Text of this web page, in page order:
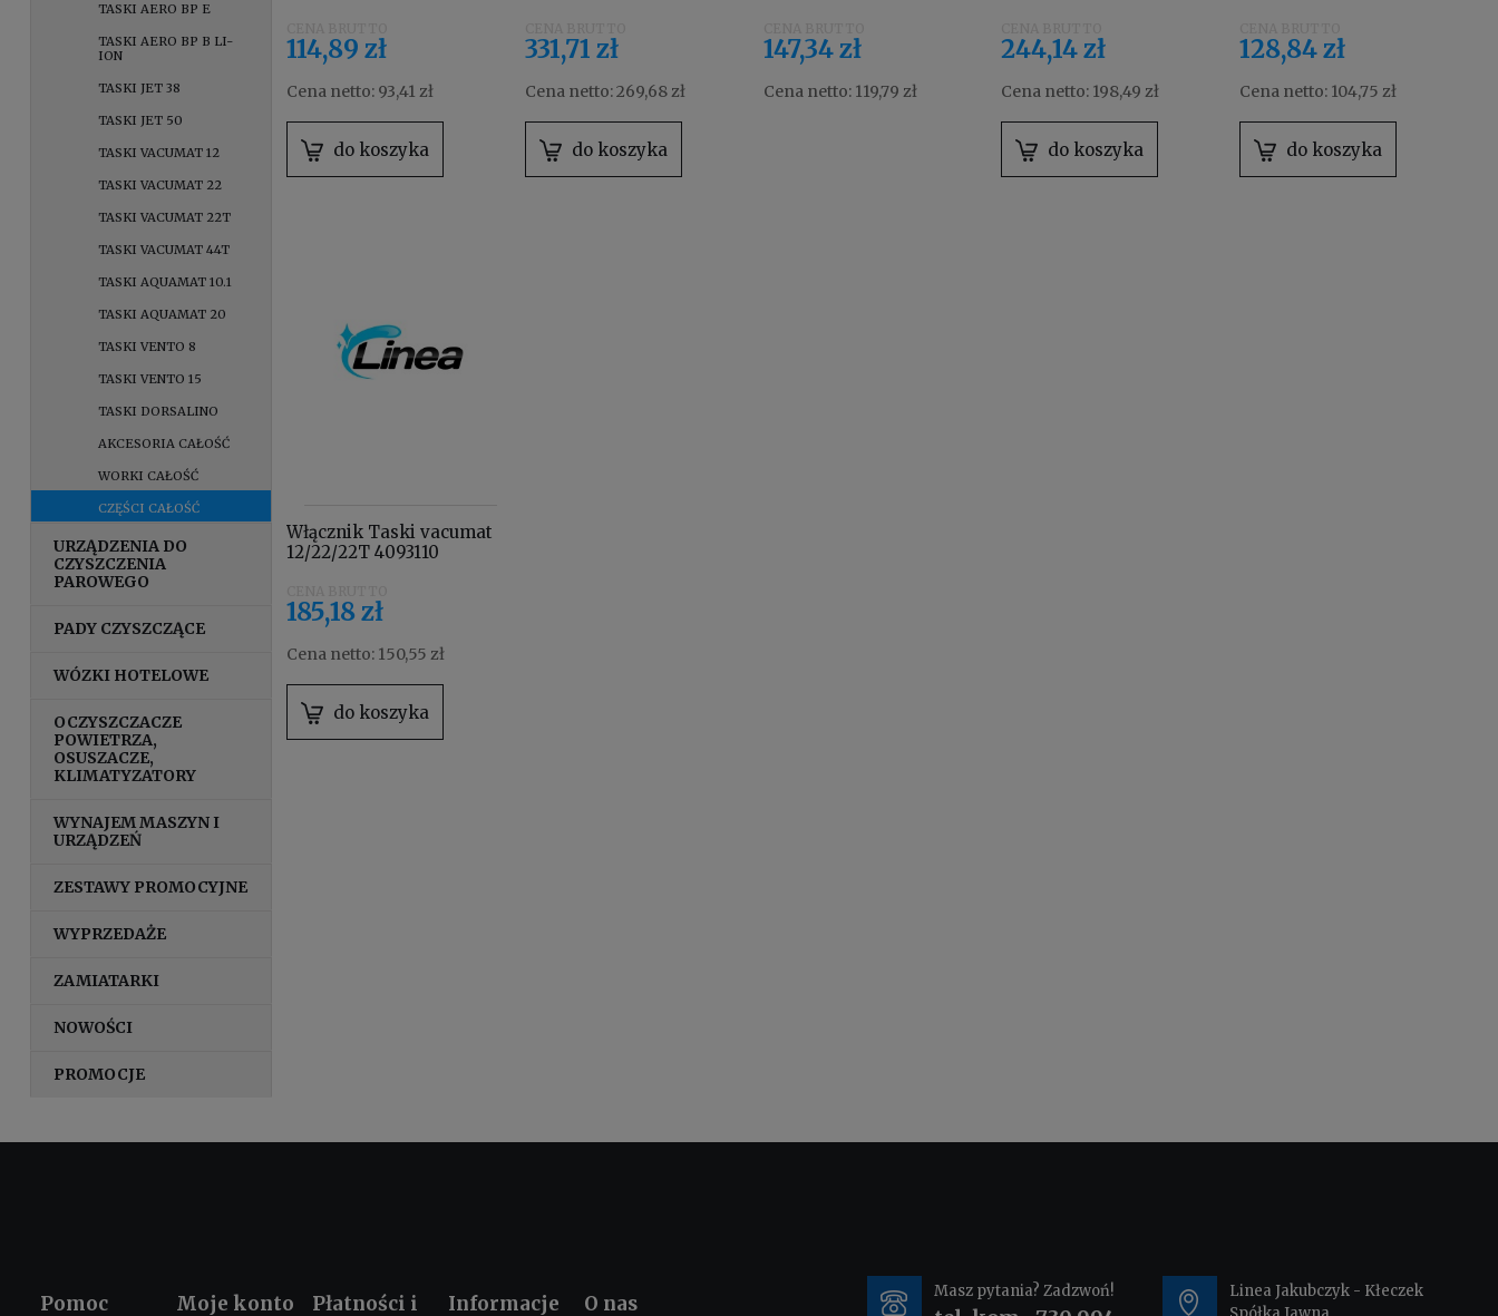
TASKI AERO BP E
TASKI AERO BP B LI-
ION
TASKI JET 38
TASKI JET 50
TASKI VACUMAT 12
TASKI VACUMAT 22
TASKI VACUMAT 22T
TASKI VACUMAT 44T
TASKI AQUAMAT 10.1
TASKI AQUAMAT 20
TASKI VENTO 8
TASKI VENTO 15
TASKI DORSALINO
AKCESORIA CAŁOŚĆ
WORKI CAŁOŚĆ
CZĘŚCI CAŁOŚĆ
URZĄDZENIA DO
CZYSZCZENIA
PAROWEGO
PADY CZYSZCZĄCE
WÓZKI HOTELOWE
OCZYSZCZACZE
POWIETRZA,
OSUSZACZE,
KLIMATYZATORY
WYNAJEM MASZYN I
URZĄDZEŃ
ZESTAWY PROMOCYJNE
WYPRZEDAŻE
ZAMIATARKI
NOWOŚCI
PROMOCJE
114,89 zł
Cena netto: 93,41 zł
do koszyka
331,71 zł
Cena netto:269,68 zł
do koszyka
147,34 zł
Cena netto: 119,79 zł
244,14 zł
Cena netto: 198,49 zł
do koszyka
128,84 zł
Cena netto: 104,75 zł
do koszyka
Włącznik Taski vacumat
12/22/22T 4093110
185,18 zł
Cena netto: 150,55 zł
do koszyka
Pomoc Moje konto
Płatności i
Informacje O nas
Masz pytania? Zadzwoń!
Linea Jakubczyk - Kłeczek